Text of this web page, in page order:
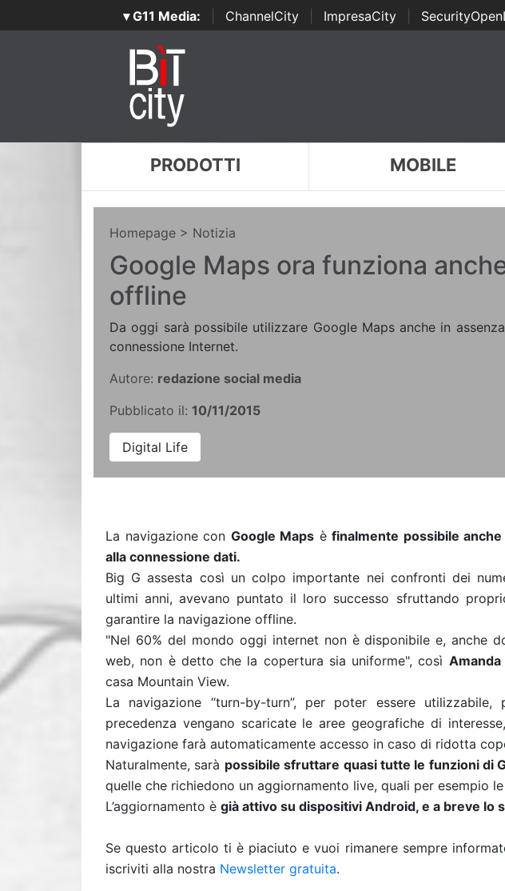
▾ G11 Media: ChannelCity ImpresaCity
PRODOTTI MOBILE
Homepage > Notizia
Google Maps ora funziona
offline
Da oggi sarà possibile utilizzare Google Maps anche in
connessione Internet.
Autore: redazione social media
Pubblicato il: 10/11/2015
Digital Life
La navigazione con Google Maps èfinalmente possibile
alla connessione dati.
Big G assesta così un colpo importante nei confronti dei
ultimi anni, avevano puntato il loro successo sfruttando
garantire la navigazione offline.
"Nel 60% del mondo oggi internet non è disponibile e, anche
web, non è detto che la copertura sia uniforme", così
casa Mountain View.
La navigazione “turn-by-turn”, per poter essere utilizzabile,
precedenza vengano scaricate le aree geografiche di
navigazione farà automaticamente accesso in caso di ridotta
Naturalmente, sarà possibile sfruttare quasi tutte le funzioni di
quelle che richiedono un aggiornamento live, quali per esempio
L’aggiornamento è già attivo su dispositivi Android, e a breve lo
Se questo articolo ti è piaciuto e vuoi rimanere sempre
iscriviti alla nostra Newsletter gratuita.